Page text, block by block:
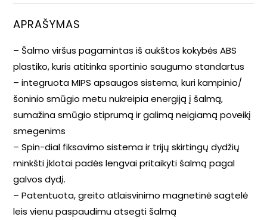
APRAŠYMAS
– Šalmo viršus pagamintas iš aukštos kokybės ABS
plastiko, kuris atitinka sportinio saugumo standartus
– integruota MIPS apsaugos sistema, kuri kampinio/
šoninio smūgio metu nukreipia energiją į šalmą,
sumažina smūgio stiprumą ir galimą neigiamą poveikį
smegenims
– Spin-dial fiksavimo sistema ir trijų skirtingų dydžių
minkšti įklotai padės lengvai pritaikyti šalmą pagal
galvos dydį.
– Patentuota, greito atlaisvinimo magnetinė sagtelė
leis vienu paspaudimu atsegti šalmą